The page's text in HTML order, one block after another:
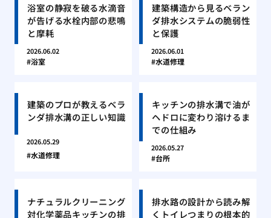
浴室の静寂を破る水滴音
が告げる水栓内部の悲鳴
と摩耗
2026.06.02
浴室
建築構造から見るベラン
ダ排水システムの脆弱性
と保護
2026.06.01
水道修理
建築のプロが教えるベラ
ンダ排水溝の正しい知識
2026.05.29
水道修理
キッチンの排水溝で油が
ヘドロに変わり溶けるま
での仕組み
2026.05.27
台所
ナチュラルクリーニング
対化学薬品キッチンの排
排水路の設計から読み解
くトイレつまりの根本的